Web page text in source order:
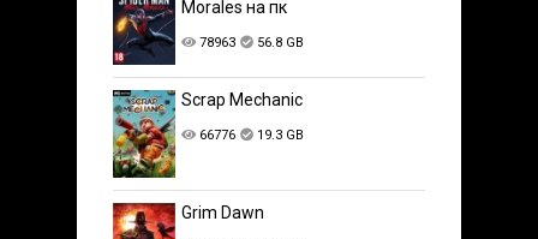
Morales на пк
78963 56.8 GB
Scrap Mechanic
66776 19.3 GB
Grim Dawn